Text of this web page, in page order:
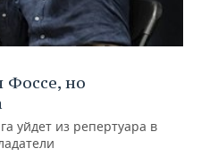
Фоссе, но
уйдет из репертуара в